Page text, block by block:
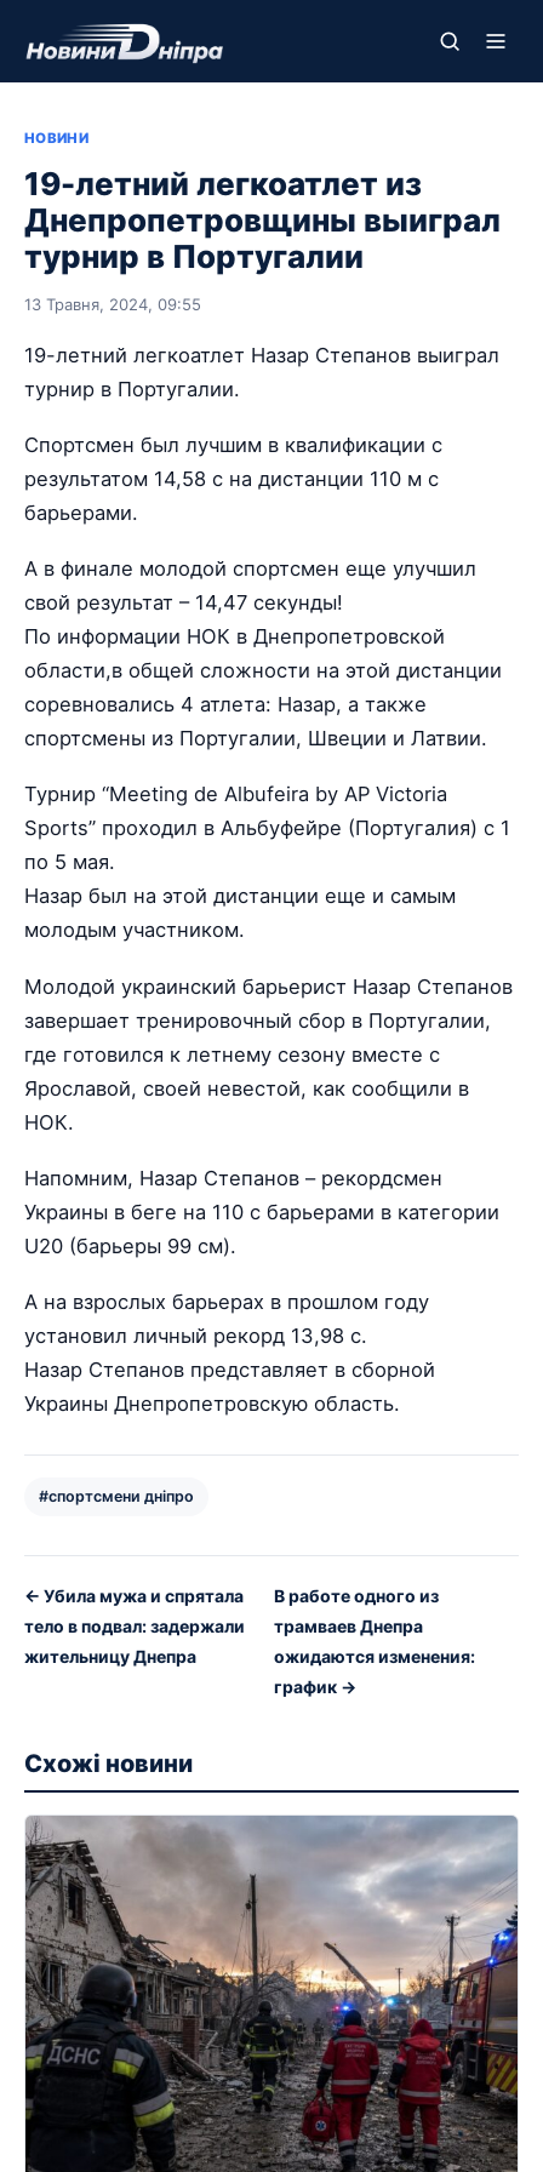
НОВИНИ
19-летний легкоатлет из
Днепропетровщины выиграл
турнир в Португалии
13 Травня, 2024, 09:55
19-летний легкоатлет Назар Степанов выиграл
турнир в Португалии.
Спортсмен был лучшим в квалификации с
результатом 14,58 с на дистанции 110 м с
барьерами.
А в финале молодой спортсмен еще улучшил
свой результат – 14,47 секунды!
По информации НОК в Днепропетровской
области,в общей сложности на этой дистанции
соревновались 4 атлета: Назар, а также
спортсмены из Португалии, Швеции и Латвии.
Турнир “Meeting de Albufeira by AP Victoria
Sports” проходил в Альбуфейре (Португалия) с 1
по 5 мая.
Назар был на этой дистанции еще и самым
молодым участником.
Молодой украинский барьерист Назар Степанов
завершает тренировочный сбор в Португалии,
где готовился к летнему сезону вместе с
Ярославой, своей невестой, как сообщили в
НОК.
Напомним, Назар Степанов – рекордсмен
Украины в беге на 110 с барьерами в категории
U20 (барьеры 99 см).
А на взрослых барьерах в прошлом году
установил личный рекорд 13,98 с.
Назар Степанов представляет в сборной
Украины Днепропетровскую область.
#спортсмени дніпро
← Убила мужа и спрятала
тело в подвал: задержали
жительницу Днепра
В работе одного из
трамваев Днепра
ожидаются изменения:
график →
Схожі новини